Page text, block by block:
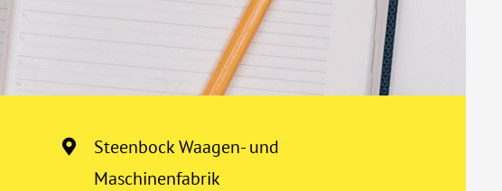
Steenbock Waagen- und
Maschinenfabrik